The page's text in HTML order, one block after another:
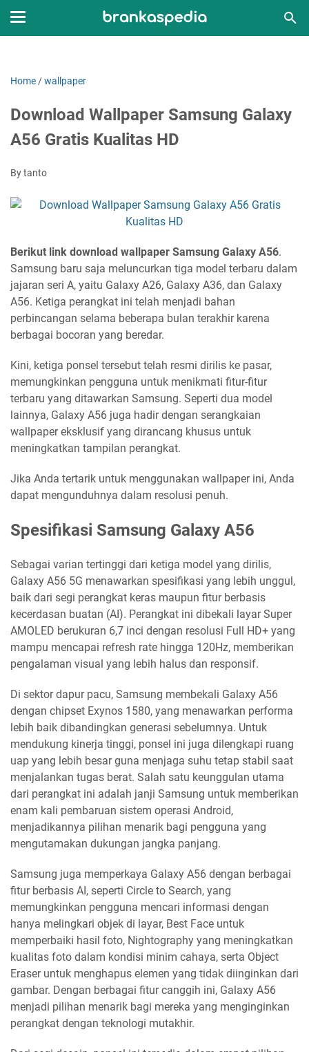
Home /wallpaper
Download Wallpaper Samsung Galaxy
A56 Gratis Kualitas HD
By tanto
Berikut link download wallpaper Samsung Galaxy A56.
Samsung baru saja meluncurkan tiga model terbaru dalam
jajaran seri A, yaitu Galaxy A26, Galaxy A36, dan Galaxy
A56. Ketiga perangkat ini telah menjadi bahan
perbincangan selama beberapa bulan terakhir karena
berbagai bocoran yang beredar.
Kini, ketiga ponsel tersebut telah resmi dirilis ke pasar,
memungkinkan pengguna untuk menikmati fitur-fitur
terbaru yang ditawarkan Samsung. Seperti dua model
lainnya, Galaxy A56 juga hadir dengan serangkaian
wallpaper eksklusif yang dirancang khusus untuk
meningkatkan tampilan perangkat.
Jika Anda tertarik untuk menggunakan wallpaper ini, Anda
dapat mengunduhnya dalam resolusi penuh.
Spesifikasi Samsung Galaxy A56
Sebagai varian tertinggi dari ketiga model yang dirilis,
Galaxy A56 5G menawarkan spesifikasi yang lebih unggul,
baik dari segi perangkat keras maupun fitur berbasis
kecerdasan buatan (AI). Perangkat ini dibekali layar Super
AMOLED berukuran 6,7 inci dengan resolusi Full HD+ yang
mampu mencapai refresh rate hingga 120Hz, memberikan
pengalaman visual yang lebih halus dan responsif.
Di sektor dapur pacu, Samsung membekali Galaxy A56
dengan chipset Exynos 1580, yang menawarkan performa
lebih baik dibandingkan generasi sebelumnya. Untuk
mendukung kinerja tinggi, ponsel ini juga dilengkapi ruang
uap yang lebih besar guna menjaga suhu tetap stabil saat
menjalankan tugas berat. Salah satu keunggulan utama
dari perangkat ini adalah janji Samsung untuk memberikan
enam kali pembaruan sistem operasi Android,
menjadikannya pilihan menarik bagi pengguna yang
mengutamakan dukungan jangka panjang.
Samsung juga memperkaya Galaxy A56 dengan berbagai
fitur berbasis AI, seperti Circle to Search, yang
memungkinkan pengguna mencari informasi dengan
hanya melingkari objek di layar, Best Face untuk
memperbaiki hasil foto, Nightography yang meningkatkan
kualitas foto dalam kondisi minim cahaya, serta Object
Eraser untuk menghapus elemen yang tidak diinginkan dari
gambar. Dengan berbagai fitur canggih ini, Galaxy A56
menjadi pilihan menarik bagi mereka yang menginginkan
perangkat dengan teknologi mutakhir.